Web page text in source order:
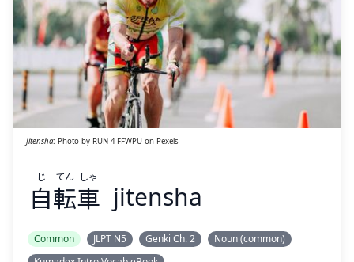
自
転
車
じ
てん
しゃ
Jitensha: Photo by RUN 4 FFWPU on Pexels
自転車
じ てん しゃ
jitensha
Common JLPT N5 Genki Ch. 2
Noun (common)